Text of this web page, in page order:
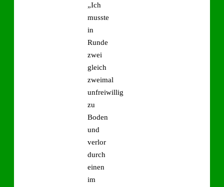
„Ich
musste
in
Runde
zwei
gleich
zweimal
unfreiwillig
zu
Boden
und
verlor
durch
einen
im